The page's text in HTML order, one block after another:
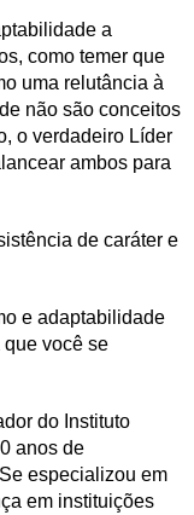
a
como temer que
uma relutância à
não são conceitos
o verdadeiro Líder
ambos para
de caráter e
e adaptabilidade
você se
do Instituto
anos de
especializou em
em instituições